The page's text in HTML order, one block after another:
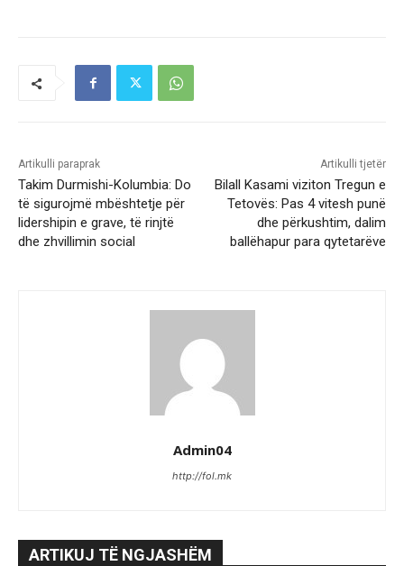
Artikulli paraprak
Takim Durmishi-Kolumbia: Do
të sigurojmë mbështetje për
lidershipin e grave, të rinjtë
dhe zhvillimin social
Artikulli tjetër
Bilall Kasami viziton Tregun e
Tetovës: Pas 4 vitesh punë
dhe përkushtim, dalim
ballëhapur para qytetarëve
Admin04
http://fol.mk
ARTIKUJ TË NGJASHËM